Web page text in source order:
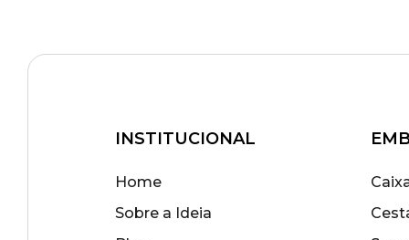
INSTITUCIONAL
Home
Sobre a Ideia